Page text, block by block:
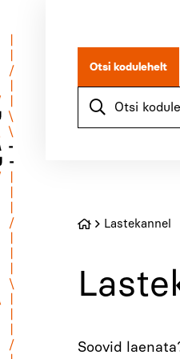
Otsi kodulehelt
Lastekannel
Soovid